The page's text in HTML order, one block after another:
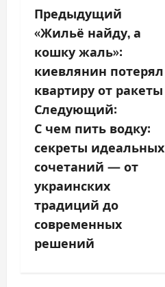
Н
а
в
и
г
а
ц
и
я
Предыдущий
«Жильё найду, а
кошку жаль»:
киевлянин потерял
квартиру от ракеты
Следующий:
С чем пить водку:
секреты идеальных
сочетаний — от
украинских
традиций до
современных
решений